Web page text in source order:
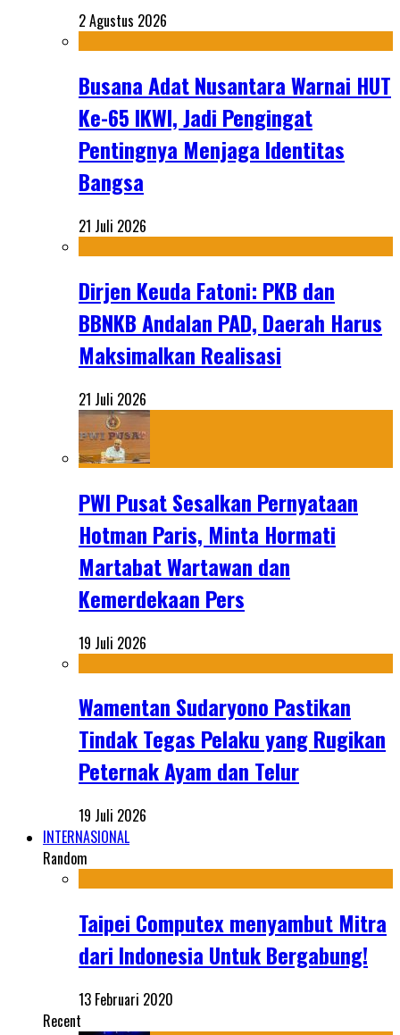
2 Agustus 2026
Busana Adat Nusantara Warnai HUT
Ke-65 IKWI, Jadi Pengingat
Pentingnya Menjaga Identitas
Bangsa
21 Juli 2026
Dirjen Keuda Fatoni: PKB dan
BBNKB Andalan PAD, Daerah Harus
Maksimalkan Realisasi
21 Juli 2026
PWI Pusat Sesalkan Pernyataan
Hotman Paris, Minta Hormati
Martabat Wartawan dan
Kemerdekaan Pers
19 Juli 2026
Wamentan Sudaryono Pastikan
Tindak Tegas Pelaku yang Rugikan
Peternak Ayam dan Telur
19 Juli 2026
INTERNASIONAL
Random
Taipei Computex menyambut Mitra
dari Indonesia Untuk Bergabung!
13 Februari 2020
Recent